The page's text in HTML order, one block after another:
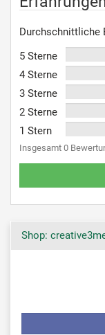
Durchschnittliche
5 Sterne
4 Sterne
3 Sterne
2 Sterne
1 Stern
Insgesamt 0
Shop: